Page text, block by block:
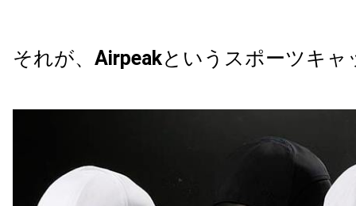
それが、 Airpeakというスポーツキャ